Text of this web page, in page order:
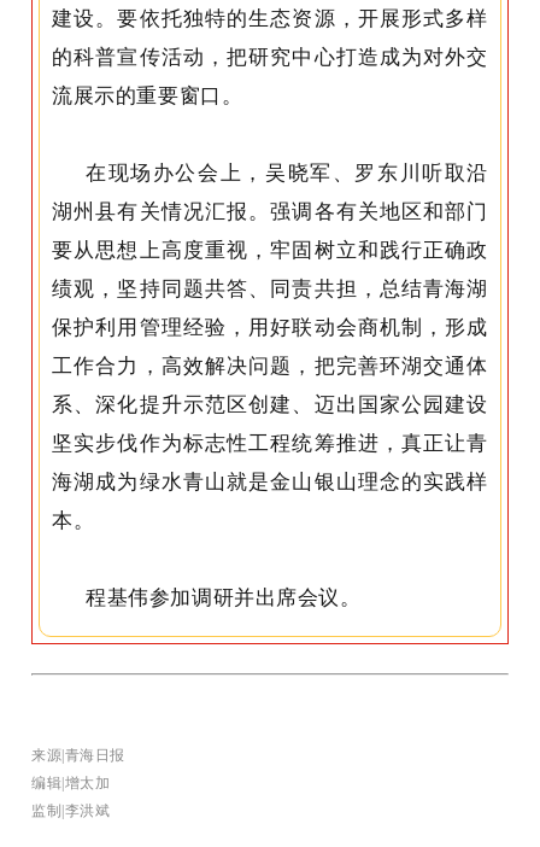
建设。要依托独特的生态资源，开展形式多样
的科普宣传活动，把研究中心打造成为对外交
流展示的重要窗口。
在现场办公会上，吴晓军、罗东川听取沿
湖州县有关情况汇报。强调各有关地区和部门
要从思想上高度重视，牢固树立和践行正确政
绩观，坚持同题共答、同责共担，总结青海湖
保护利用管理经验，用好联动会商机制，形成
工作合力，高效解决问题，把完善环湖交通体
系、深化提升示范区创建、迈出国家公园建设
坚实步伐作为标志性工程统筹推进，真正让青
海湖成为绿水青山就是金山银山理念的实践样
本。
程基伟参加调研并出席会议。
来源|青海日报
编辑|增太加
监制|李洪斌